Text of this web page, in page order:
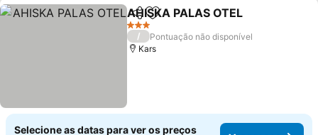
PartilharAdicionar aos favoritos
AHISKA PALAS OTEL
3 Estrelas
/
Pontuação não disponível
Kars
Selecione as datas para ver os preços